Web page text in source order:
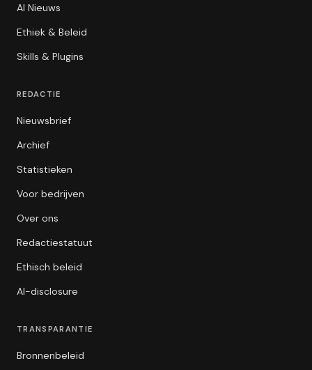
AI Nieuws
Ethiek & Beleid
Skills & Plugins
REDACTIE
Nieuwsbrief
Archief
Statistieken
Voor bedrijven
Over ons
Redactiestatuut
Ethisch beleid
AI-disclosure
TRANSPARANTIE
Bronnenbeleid